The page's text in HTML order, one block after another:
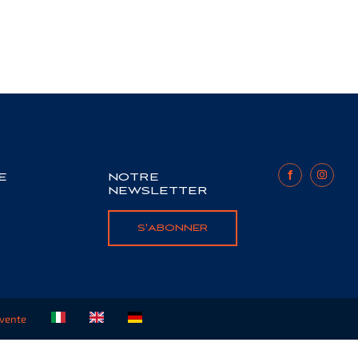
NOTRE
NEWSLETTER
S'ABONNER